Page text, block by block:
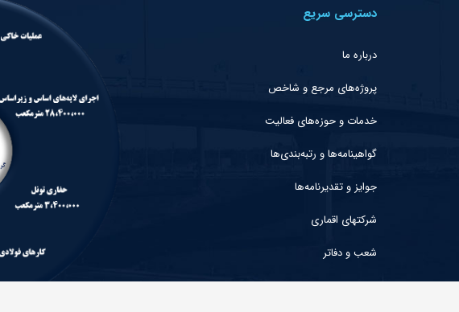
دسترسی سریع
درباره ما
پروژه‌های مرجع و شاخص
خدمات و حوزه‌های فعالیت
گواهینامه‌ها و رتبه‌بندی‌ها
جوایز و تقدیرنامه‌ها
شرکتهای اقماری
شعب و دفاتر
تماس با ما